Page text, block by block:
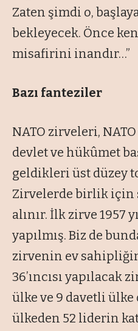
Zaten şimdi o,
bekleyecek. Önce
misafirini inandır…”
Bazı fanteziler
NATO zirveleri,
devlet ve hükûmet
geldikleri üst düzey
Zirvelerde birlik için
alınır. İlk zirve 1957
yapılmış. Biz de
zirvenin ev
36’ıncısı yapılacak
ülke ve 9 davetli ülke
ülkeden 52 liderin